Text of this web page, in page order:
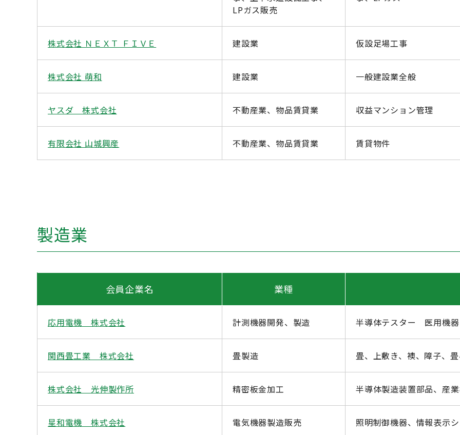
LPガス販売
株式会社 ＮＥＸＴ ＦＩＶＥ 建設業 仮設足場工事
株式会社 萌和 建設業 一般建設業全般
ヤスダ 株式会社 不動産業、物品賃貸業 収益マンション管理
有限会社 山城興産 不動産業、物品賃貸業 賃貸物件
製造業
会員企業名 業種
応用電機 株式会社 計測機器開発、製造 半導体テスター 医用機器
関西畳工業 株式会社 畳製造 畳、上敷き、襖、障子、
株式会社 光伸製作所 精密板金加工 半導体製造装置部品、産
星和電機 株式会社 電気機器製造販売 照明制御機器、情報表示